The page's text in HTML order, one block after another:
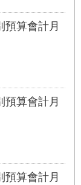
預算會計月
預算會計月
預算會計月